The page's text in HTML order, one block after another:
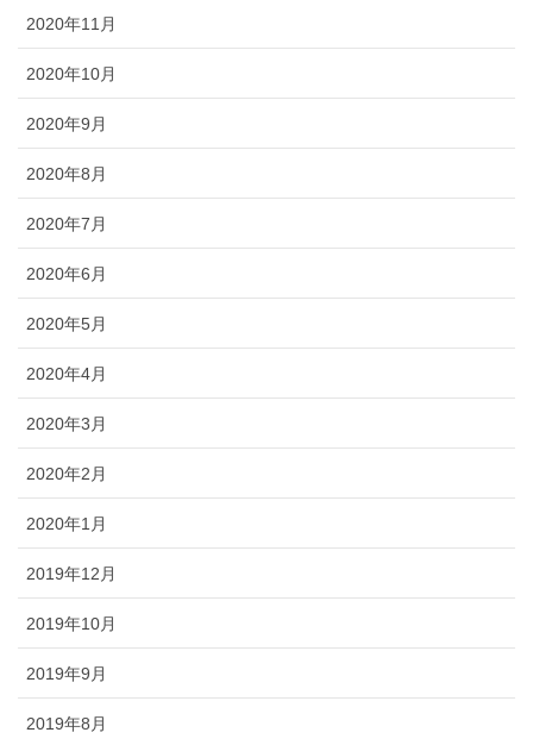
2020年11月
2020年10月
2020年9月
2020年8月
2020年7月
2020年6月
2020年5月
2020年4月
2020年3月
2020年2月
2020年1月
2019年12月
2019年10月
2019年9月
2019年8月